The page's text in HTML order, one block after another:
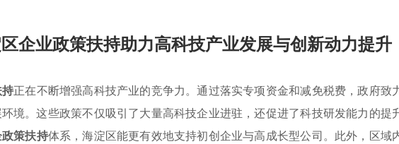
企业政策扶持助力高科技产业发展与创新动力提升
正在不断增强高科技产业的竞争力。通过落实专项资金和减免税费，政府致
境。这些政策不仅吸引了大量高科技企业进驻，还促进了科技研发能力的提
策扶持体系，海淀区能更有效地支持初创企业与高成长型公司。此外，区域